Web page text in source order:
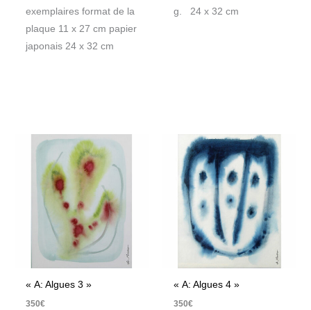
exemplaires format de la
plaque 11 x 27 cm papier
japonais 24 x 32 cm
g. 24 x 32 cm
« A: Algues 3 »
350€
« A: Algues 4 »
350€